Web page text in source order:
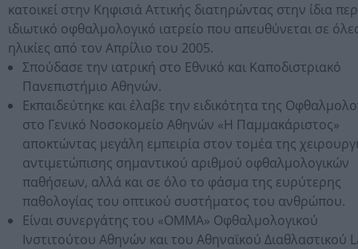
κατοικεί στην Κηφισιά Αττικής διατηρώντας στην ίδια
ιδιωτικό οφθαλμολογικό ιατρείο που απευθύνεται σε
ηλικίες από τον Απρίλιο του 2005.
Σπούδασε την ιατρική στο Εθνικό και Καποδιστριακό
Πανεπιστήμιο Αθηνών.
Εκπαιδεύτηκε και έλαβε την ειδικότητα της
στο Γενικό Νοσοκομείο Αθηνών «Η Παμμακάριστος»
αποκτώντας μεγάλη εμπειρία στον τομέα της
αντιμετώπισης σημαντικού αριθμού οφθαλμολογικών
παθήσεων, αλλά και σε όλο το φάσμα της ευρύτερης
παθολογίας του οπτικού συστήματος του ανθρώπου.
Είναι συνεργάτης του «ΟΜΜΑ» Οφθαλμολογικού
Ινστιτούτου Αθηνών και του Αθηναϊκού Διαθλαστικού